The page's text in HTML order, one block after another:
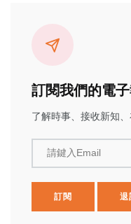
訂閱我們的電
了解時事、接收新知
請鍵入Email
訂閱 退